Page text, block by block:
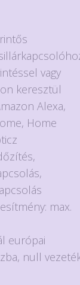
vagy
keresztül
Alexa,
Home
max.
európai
null